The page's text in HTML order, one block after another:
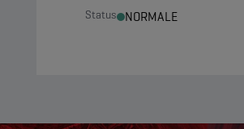
Status NORMALE